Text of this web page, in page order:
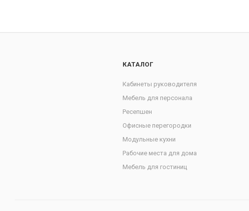
КАТАЛОГ
Кабинеты руководителя
Мебель для персонала
Ресепшен
Офисные перегородки
Модульные кухни
Рабочие места для дома
Мебель для гостиниц